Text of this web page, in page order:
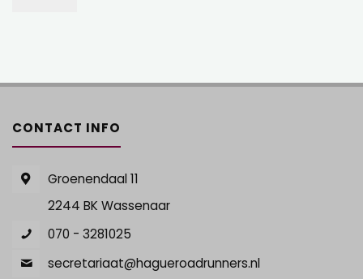
CONTACT INFO
Groenendaal 11
2244 BK Wassenaar
070 - 3281025
secretariaat@hagueroadrunners.nl